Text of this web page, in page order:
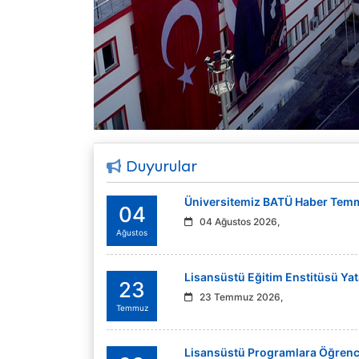
Duyurular
04
Ağustos
Üniversitemiz BATÜ Haber
04 Ağustos 2026,
23
Temmuz
Lisansüstü Eğitim Enstitüsü
23 Temmuz 2026,
Lisansüstü Programlara